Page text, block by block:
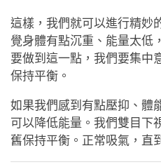
這樣，我們就可以進行精妙
覺身體有點沉重、能量太低
要做到這一點，我們要集中
保持平衡。
如果我們感到有點壓抑、體
可以降低能量。我們雙目下
舊保持平衡。正常吸氣，直